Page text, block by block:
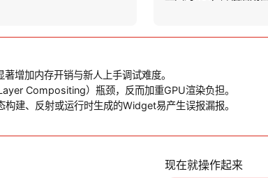
增加内存开销与新人上手调试难度。
Compositing）瓶颈，反而加重GPU渲染负担。
建、反射或运行时生成的Widget易产生误报漏报。
现在就操作起来